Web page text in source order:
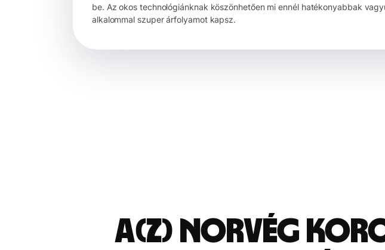
be. Az okos technológiánknak köszönhetően mi ennél hatékonyabbak
alkalommal szuper árfolyamot kapsz.
A(z) norvég